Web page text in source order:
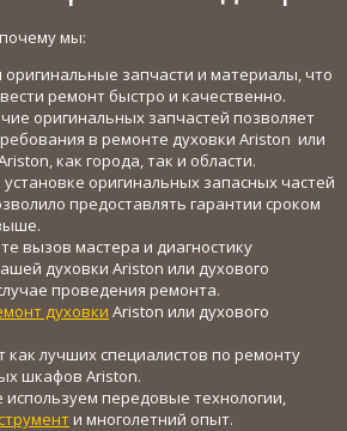
мы:
оригинальные запчасти и материалы, что
ремонт быстро и качественно.
оригинальных запчастей позволяет
в ремонте духовки Ariston или
как города, так и области.
оригинальных запасных частей
предоставлять гарантии сроком
вызов мастера и диагностику
духовки Ariston или духового
проведения ремонта.
духовки Ariston или духового
лучших специалистов по ремонту
шкафов Ariston.
используем передовые технологии,
и многолетний опыт.